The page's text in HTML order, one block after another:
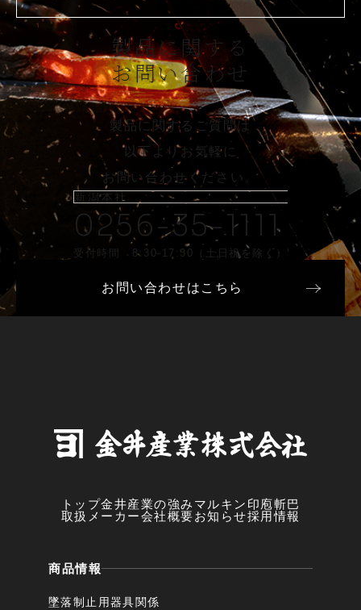
製品に関する
お問い合わせ
製品に関するご質問は
以下よりお気軽に
お問い合わせください。
新潟本社
0256-35-1111
受付時間 8:30-17:30（土日祝を除く）
お問い合わせはこちら
トップ金井産業の強み マルキン印 庖斬巴
取扱メーカー会社概要お知らせ採用情報
商品情報
墜落制止用器具関係